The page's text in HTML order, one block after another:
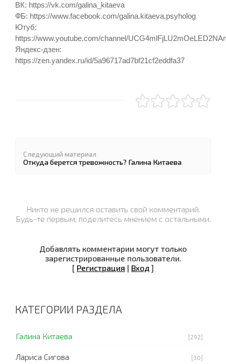
ВК: https://vk.com/galina_kitaeva
ФБ: https://www.facebook.com/galina.kitaeva.psyholog
Ютуб:
https://www.youtube.com/channel/
Яндекс-дзен:
https://zen.yandex.ru/id/5a96717ad7bf21cf2eddfa37
Следующий материал
Откуда берется тревожность? Галина Китаева
Никто не решился оставить свой комментарий.
Будь-те первым, поделитесь мнением с остальными.
Добавлять комментарии могут только
зарегистрированные пользователи.
[ Регистрация | Вход ]
КАТЕГОРИИ РАЗДЕЛА
Галина Китаева [292]
Лариса Сигова [30]